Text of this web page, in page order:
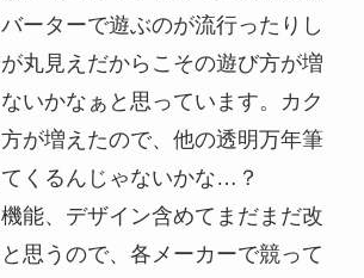
ーターで遊ぶのが流行ったりし
丸見えだからこその遊び方が増
いかなぁと思っています。カク
が増えたので、他の透明万年筆
くるんじゃないかな…？
能、デザイン含めてまだまだ改
思うので、各メーカーで競って